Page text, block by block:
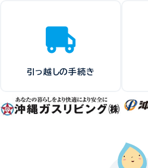
引っ越しの手続き